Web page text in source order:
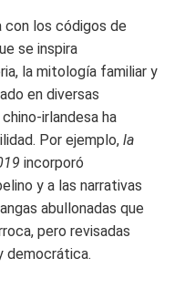
con los códigos de
se inspira
la mitología familiar y
en diversas
irlandesa ha
Por ejemplo, la
incorporó
y a las narrativas
abullonadas que
pero revisadas
democrática.